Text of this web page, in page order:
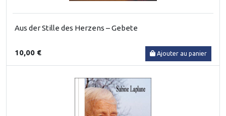
Aus der Stille des Herzens – Gebete
10,00 € Ajouter au panier